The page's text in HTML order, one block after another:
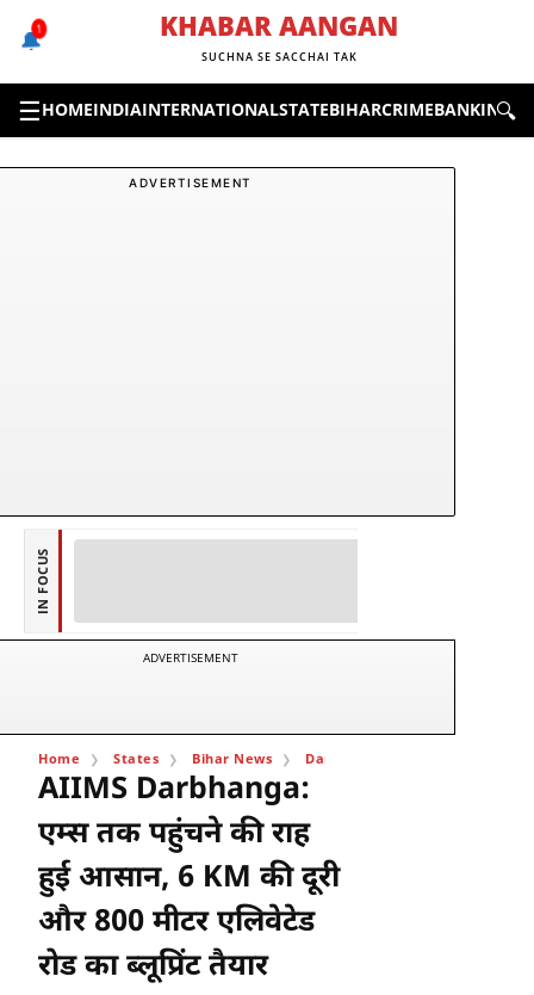
Skip
content
🔔
1 KHABAR AANGAN
SUCHNA SE SACCHAI TAK
☰HOMEINDIAINTERNATIONALSTATEBIHARCRIMEBANKING &
🔍
ADVERTISEMENT
IN FOCUS
ADVERTISEMENT
Home States Bihar News Darbhanga News
AIIMS Darbhanga:
एम्स तक पहुंचने की राह
हुई आसान, 6 KM की दूरी
और 800 मीटर एलिवेटेड
रोड का ब्लूप्रिंट तैयार